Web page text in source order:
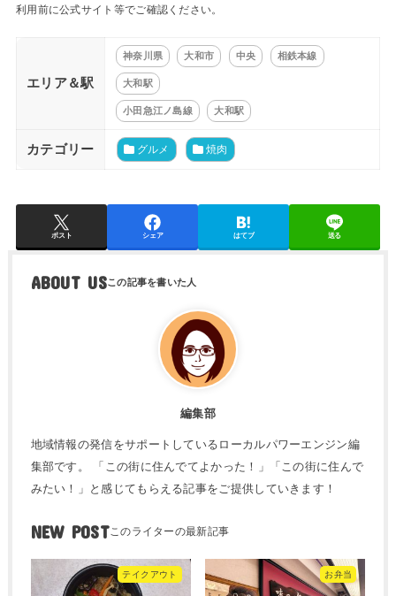
利用前に公式サイト等でご確認ください。
エリア＆駅
神奈川県 大和市 中央 相鉄本線
大和駅
小田急江ノ島線 大和駅
カテゴリー グルメ 焼肉
ポスト シェア はてブ 送る
ABOUT US
編集部
地域情報の発信をサポートしているローカルパワーエンジン編
集部です。 「この街に住んでてよかった！」「この街に住んで
みたい！」と感じてもらえる記事をご提供していきます！
NEW POST
テイクアウト お弁当